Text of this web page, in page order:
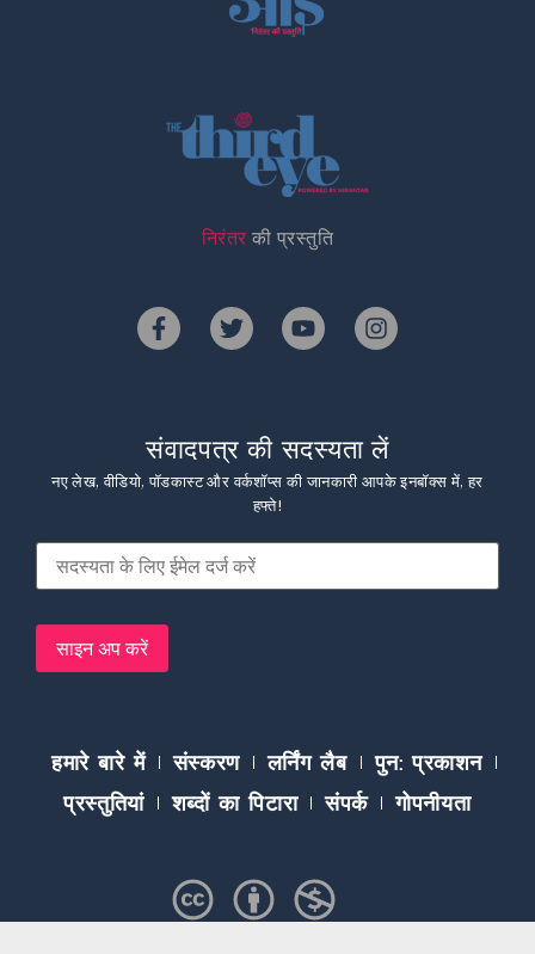
निरंतर की प्रस्तुति
संवादपत्र की सदस्यता लें
नए लेख, वीडियो, पॉडकास्ट और वर्कशॉप्स की जानकारी आपके इनबॉक्स में, हर
हफ्ते!
हमारे बारे में संस्करण लर्निंग लैब
पुन: प्रकाशन
प्रस्तुतियां
शब्दों का पिटारा संपर्क गोपनीयता